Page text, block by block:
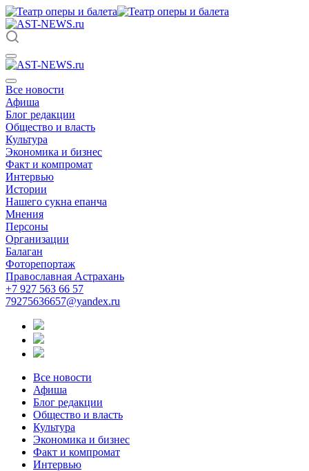
Все новости
Афиша
Блог редакции
Общество и власть
Культура
Экономика и бизнес
Факт и компромат
Интервью
Истории
Нашего сукна епанча
Мнения
Персоны
Организации
Балаган
Фоторепортаж
Православная Астрахань
+7 927 563 66 57
79275636657@yandex.ru
Все новости
Афиша
Блог редакции
Общество и власть
Культура
Экономика и бизнес
Факт и компромат
Интервью